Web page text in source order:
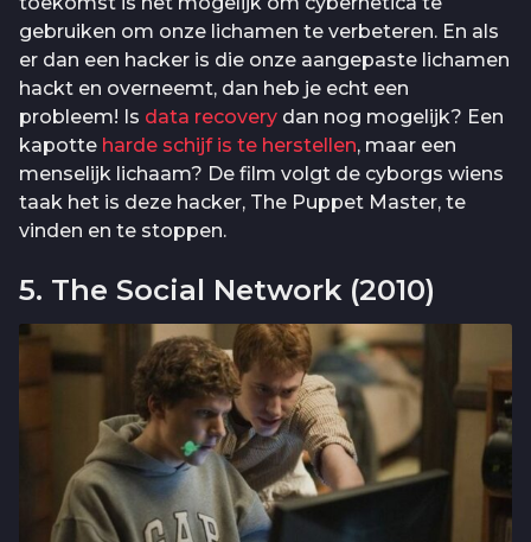
gebruiken om onze lichamen te verbeteren. En als
er dan een hacker is die onze aangepaste lichamen
hackt en overneemt, dan heb je echt een
probleem! Is data recovery dan nog mogelijk? Een
kapotte harde schijf is te herstellen, maar een
menselijk lichaam? De film volgt de cyborgs wiens
taak het is deze hacker, The Puppet Master, te
vinden en te stoppen.
5. The Social Network (2010)